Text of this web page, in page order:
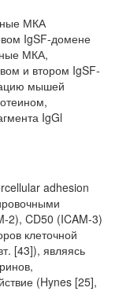
МКА
IgSF-домене
МКА,
и втором IgSF-
мышей
IgGl
adhesion
2), CD50 (ICAM-3)
кле­точной
[43]), являясь
(Hynes [25],